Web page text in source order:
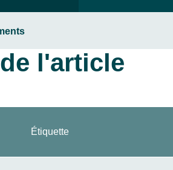
l'article
Étiquette